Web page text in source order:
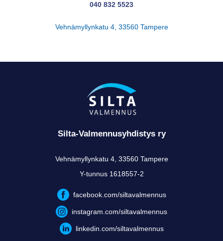
040 832 5523
Vehnämyllynkatu 4, 33560 Tampere
Silta-Valmennusyhdistys ry
Vehnämyllynkatu 4, 33560 Tampere
Y-tunnus 1618557-2
facebook.com/siltavalmennus
instagram.com/siltavalmennus
linkedin.com/siltavalmennus